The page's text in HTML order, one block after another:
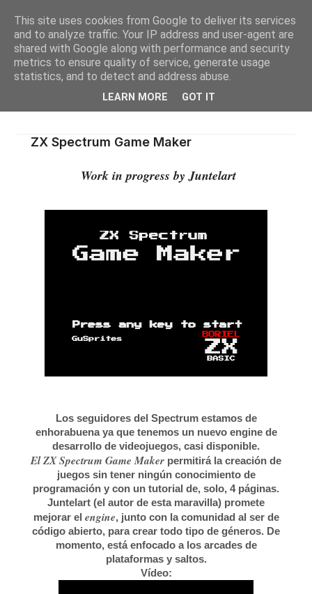
ZX Spectrum Game Maker
Work in progress by Juntelart
Los seguidores del Spectrum estamos de
enhorabuena ya que tenemos un nuevo engine de
desarrollo de videojuegos, casi disponible.
El ZX Spectrum Game Maker permitirá la creación de
juegos sin tener ningún conocimiento de
programación y con un tutorial de, solo, 4 páginas.
Juntelart (el autor de esta maravilla) promete
mejorar el engine, junto con la comunidad al ser de
código abierto, para crear todo tipo de géneros. De
momento, está enfocado a los arcades de
plataformas y saltos.
Vídeo:
This site uses cookies from Google to deliver its services
and to analyze traffic. Your IP address and user-agent are
shared with Google along with performance and security
metrics to ensure quality of service, generate usage
statistics, and to detect and address abuse.
LEARN MORE GOT IT